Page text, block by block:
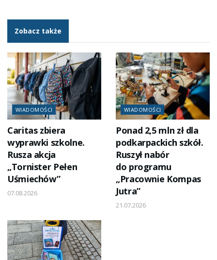
Zobacz także
WIADOMOŚCI
Caritas zbiera
wyprawki szkolne.
Rusza akcja
„Tornister Pełen
Uśmiechów”
07.08.2026
WIADOMOŚCI
Ponad 2,5 mln zł dla
podkarpackich szkół.
Ruszył nabór
do programu
„Pracownie Kompas
Jutra”
21.07.2026